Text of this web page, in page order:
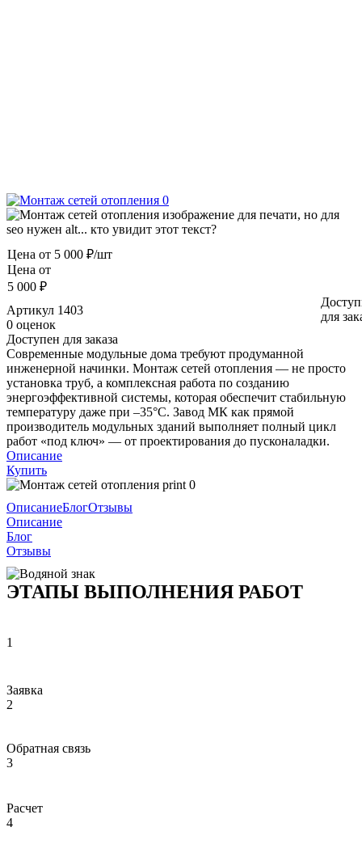
Цена от 5 000 ₽/шт
Цена от
5 000 ₽
для
Артикул 1403
0 оценок
Доступен для заказа
Современные модульные дома требуют продуманной
инженерной начинки. Монтаж сетей отопления — не просто
установка труб, а комплексная работа по созданию
энергоэффективной системы, которая обеспечит стабильную
температуру даже при –35°С. Завод МК как прямой
производитель модульных зданий выполняет полный цикл
работ «под ключ» — от проектирования до пусконаладки.
Описание
Купить
ОписаниеБлогОтзывы
Описание
Блог
Отзывы
ЭТАПЫ ВЫПОЛНЕНИЯ РАБОТ
1
Заявка
2
Обратная связь
3
Расчет
4